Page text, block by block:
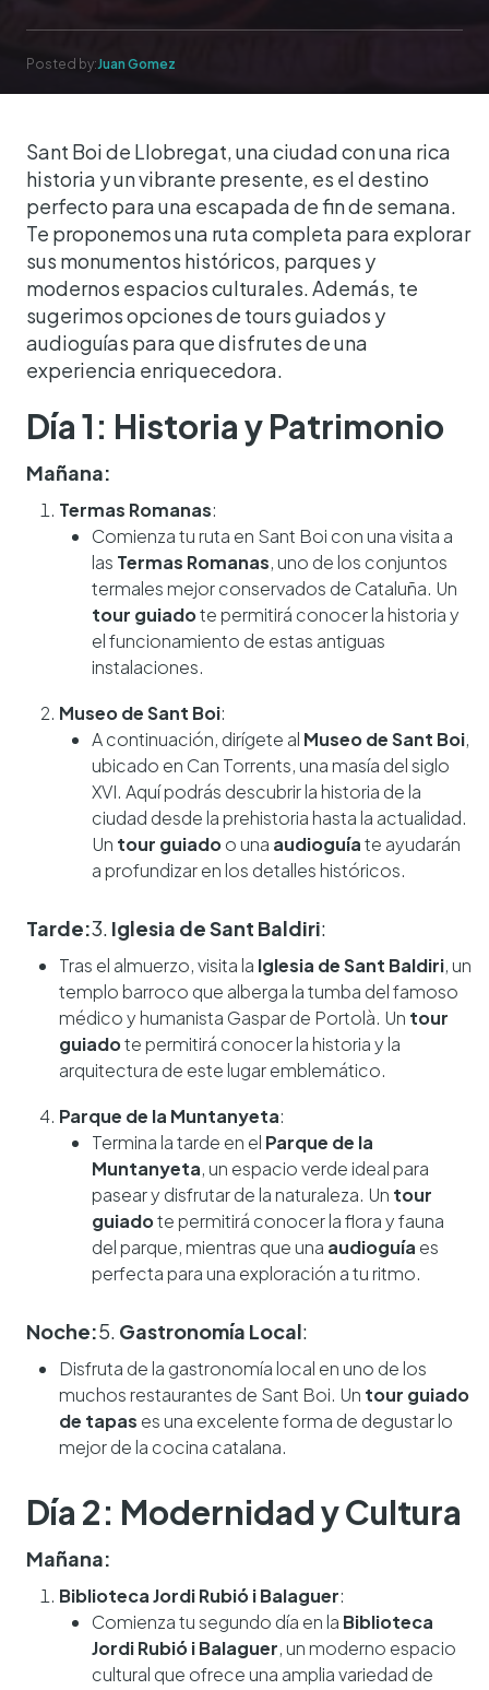
Posted by:Juan Gomez
Sant Boi de Llobregat, una ciudad con una rica
historia y un vibrante presente, es el destino
perfecto para una escapada de fin de semana.
Te proponemos una ruta completa para explorar
sus monumentos históricos, parques y
modernos espacios culturales. Además, te
sugerimos opciones de tours guiados y
audioguías para que disfrutes de una
experiencia enriquecedora.
Día 1: Historia y Patrimonio
Mañana:
Termas Romanas:
Comienza tu ruta en Sant Boi con una visita a
las Termas Romanas, uno de los conjuntos
termales mejor conservados de Cataluña. Un
tour guiadote permitirá conocer la historia y
el funcionamiento de estas antiguas
instalaciones.
Museo de Sant Boi:
A continuación, dirígete al Museo de Sant Boi,
ubicado en Can Torrents, una masía del siglo
XVI. Aquí podrás descubrir la historia de la
ciudad desde la prehistoria hasta la actualidad.
Un tour guiadoo una audioguíate ayudarán
a profundizar en los detalles históricos.
Tarde:3. Iglesia de Sant Baldiri:
Tras el almuerzo, visita la Iglesia de Sant Baldiri, un
templo barroco que alberga la tumba del famoso
médico y humanista Gaspar de Portolà. Un tour
guiadote permitirá conocer la historia y la
arquitectura de este lugar emblemático.
Parque de la Muntanyeta:
Termina la tarde en el Parque de la
Muntanyeta, un espacio verde ideal para
pasear y disfrutar de la naturaleza. Un tour
guiadote permitirá conocer la flora y fauna
del parque, mientras que una audioguía es
perfecta para una exploración a tu ritmo.
Noche:5. Gastronomía Local:
Disfruta de la gastronomía local en uno de los
muchos restaurantes de Sant Boi. Un tour guiado
de tapas es una excelente forma de degustar lo
mejor de la cocina catalana.
Día 2: Modernidad y Cultura
Mañana:
Biblioteca Jordi Rubió i Balaguer:
Comienza tu segundo día en la Biblioteca
Jordi Rubió i Balaguer, un moderno espacio
cultural que ofrece una amplia variedad de